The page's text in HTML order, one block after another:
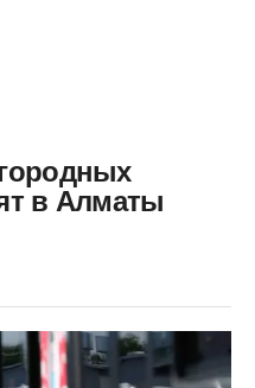
в Алматы